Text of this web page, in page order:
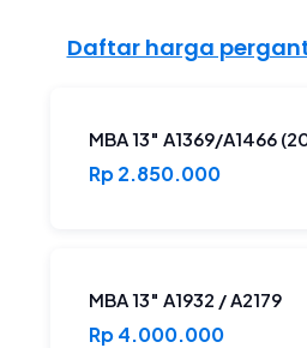
Daftar harga
MBA 13″ A1369/A1466
Rp 2.850.000
MBA 13″ A1932 / A2179
Rp 4.000.000